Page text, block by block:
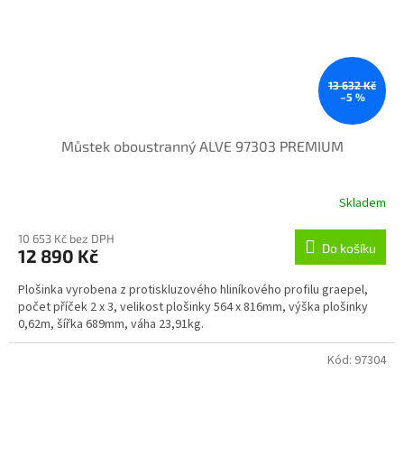
13 632 Kč
–5 %
Můstek oboustranný ALVE 97303 PREMIUM
Skladem
10 653 Kč bez DPH
12 890 Kč Do košíku
Plošinka vyrobena z protiskluzového hliníkového profilu graepel,
počet příček 2 x 3, velikost plošinky 564 x 816mm, výška plošinky
0,62m, šířka 689mm, váha 23,91kg.
Kód: 97304